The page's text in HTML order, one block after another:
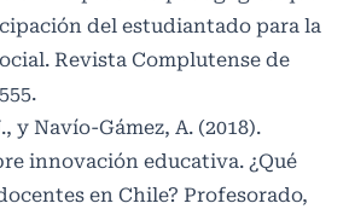
del estudiantado para la
Revista Complutense de
y Navío-Gámez, A. (2018).
innovación educativa. ¿Qué
en Chile? Profesorado,